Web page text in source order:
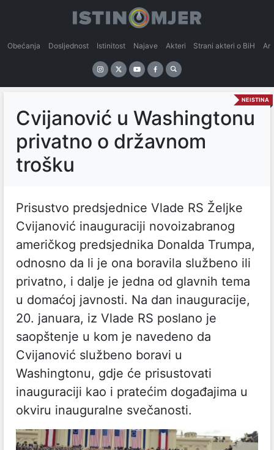
Obećanja Dosljednost Istinitost Najave Akteri Strani akteri o BiH
NEISTINA
Cvijanović u Washingtonu
privatno o državnom
trošku
Prisustvo predsjednice Vlade RS Željke
Cvijanović inauguraciji novoizabranog
američkog predsjednika Donalda Trumpa,
odnosno da li je ona boravila službeno ili
privatno, i dalje je jedna od glavnih tema
u domaćoj javnosti. Na dan inauguracije,
20. januara, iz Vlade RS poslano je
saopštenje u kom je navedeno da
Cvijanović službeno boravi u
Washingtonu, gdje će prisustovati
inauguraciji kao i pratećim događajima u
okviru inauguralne svečanosti.